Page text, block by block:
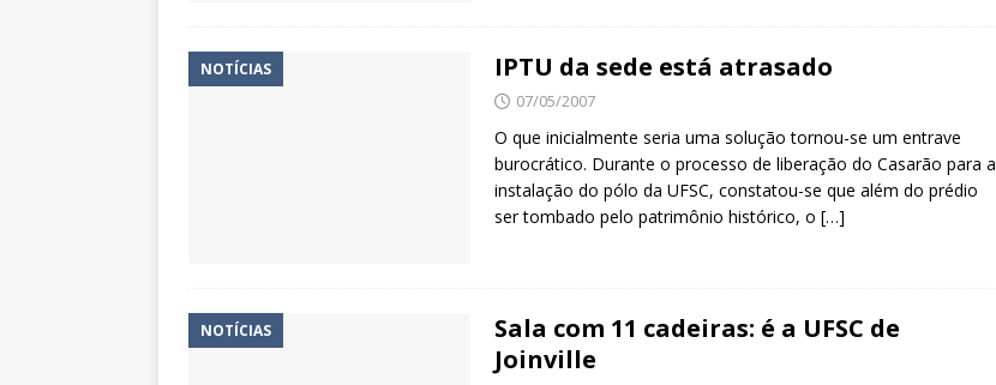
NOTÍCIAS IPTU da sede está atrasado
07/05/2007
O que inicialmente seria uma solução tornou-se um entrave
burocrático. Durante o processo de liberação do Casarão para a
instalação do pólo da UFSC, constatou-se que além do prédio
ser tombado pelo patrimônio histórico, o […]
NOTÍCIAS
Sala com 11 cadeiras: é a UFSC de
Joinville